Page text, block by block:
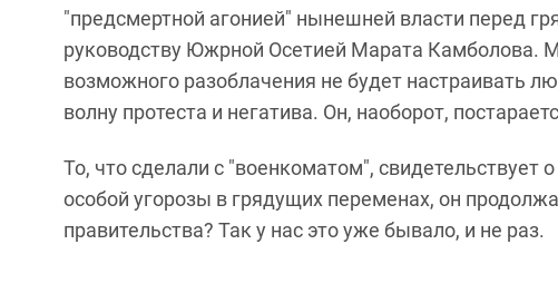
"предсмертной агонией" нынешней власти перед
руководству Южрной Осетией Марата Камболова.
возможного разоблачения не будет настраивать
волну протеста и негатива. Он, наоборот,
То, что сделали с "военкоматом", свидетельствует
особой угорозы в грядущих переменах, он
правительства? Так у нас это уже бывало, и не раз.